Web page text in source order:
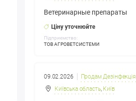
Ветеринарные препараты
Ціну уточнюйте
Підприємство:
ТОВ АГРОВЕТСИСТЕМИ
09.02.2026
Продам Дезінфекція
Київська область, Київ